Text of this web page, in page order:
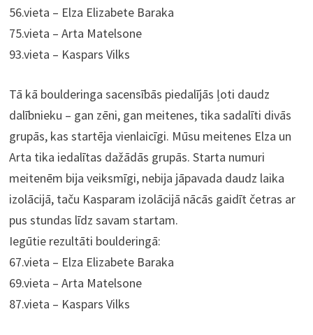
56.vieta – Elza Elizabete Baraka
75.vieta – Arta Matelsone
93.vieta – Kaspars Vilks
Tā kā boulderinga sacensībās piedalījās ļoti daudz
dalībnieku – gan zēni, gan meitenes, tika sadalīti divās
grupās, kas startēja vienlaicīgi. Mūsu meitenes Elza un
Arta tika iedalītas dažādās grupās. Starta numuri
meitenēm bija veiksmīgi, nebija jāpavada daudz laika
izolācijā, taču Kasparam izolācijā nācās gaidīt četras ar
pus stundas līdz savam startam.
Iegūtie rezultāti boulderingā:
67.vieta – Elza Elizabete Baraka
69.vieta – Arta Matelsone
87.vieta – Kaspars Vilks